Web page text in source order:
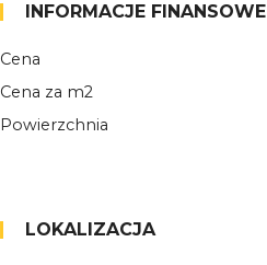
INFORMACJE FINANSOWE
Cena
Cena za m2
Powierzchnia
LOKALIZACJA